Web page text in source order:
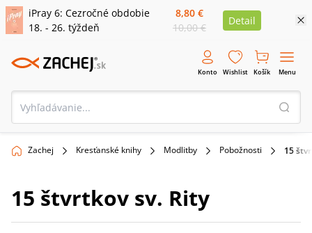
iPray 6: Cezročné obdobie
18. - 26. týždeň
8,80 €
10,00 €
Detail
Konto Wishlist Košík Menu
Zachej Kresťanské knihy Modlitby Pobožnosti 15
15 štvrtkov sv. Rity